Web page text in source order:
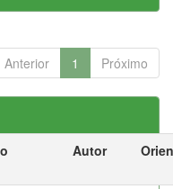
Anterior 1 Próximo
Autor